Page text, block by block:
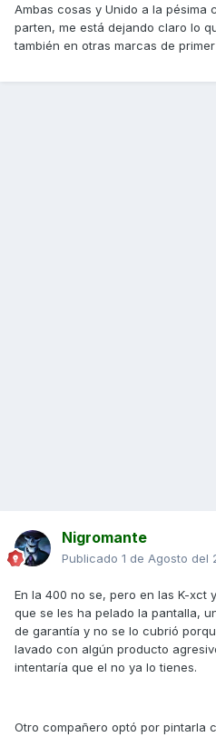
Ambas cosas y Unido a la pésima
parten, me está dejando claro lo
también en otras marcas de
Nigromante
Publicado 1 de Agosto del
En la 400 no se, pero en las K-xct
que se les ha pelado la pantalla,
de garantía y no se lo cubrió
lavado con algún producto
intentaría que el no ya lo tienes.
Otro compañero optó por pintarla